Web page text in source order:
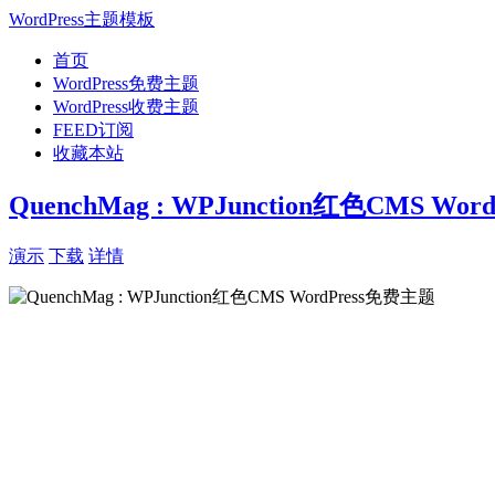
WordPress主题模板
首页
WordPress免费主题
WordPress收费主题
FEED订阅
收藏本站
QuenchMag : WPJunction红色CMS
演示 下载 详情